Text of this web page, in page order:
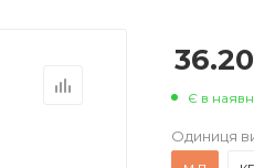
36.20
Є в
Одиниця